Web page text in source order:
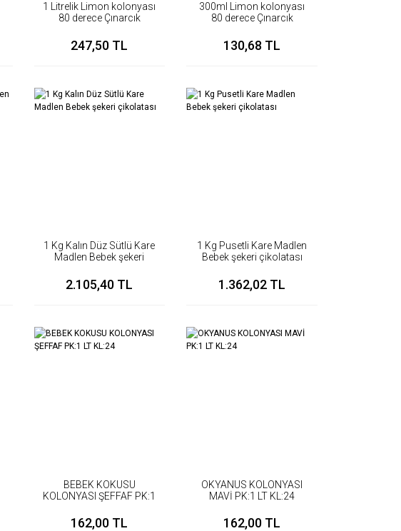
1 Litrelik Limon kolonyası
80 derece Çınarcık
247,50 TL
300ml Limon kolonyası
80 derece Çınarcık
130,68 TL
1 Kg Kalın Düz Sütlü Kare
Madlen Bebek şekeri
2.105,40 TL
1 Kg Pusetli Kare Madlen
Bebek şekeri çikolatası
1.362,02 TL
BEBEK KOKUSU
KOLONYASI ŞEFFAF PK:1
162,00 TL
OKYANUS KOLONYASI
MAVİ PK:1 LT KL:24
162,00 TL